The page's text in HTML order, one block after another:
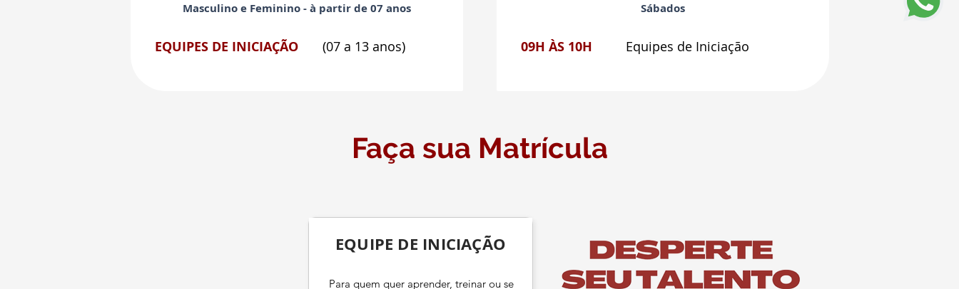
Masculino e Feminino - à partir de 07 anos
EQUIPES DE INICIAÇÃO (07 a 13 anos)
Sábados
09H ÀS 10H Equipes de Iniciação
Faça sua Matrícula
EQUIPE DE INICIAÇÃO
Para quem quer aprender, treinar ou se